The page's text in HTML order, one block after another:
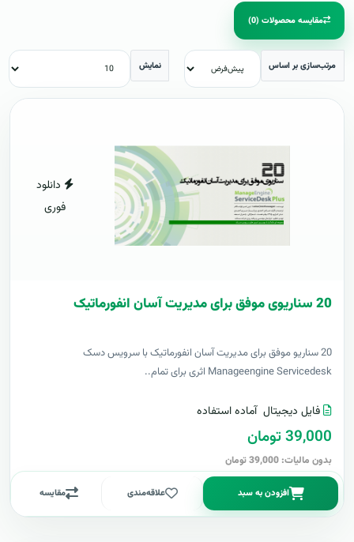
مقایسه محصولات (0)
مرتب‌سازی بر اساس نمایش
دانلود
فوری
20 سناریوی موفق برای مدیریت آسان انفورماتیک
20 سناریو موفق برای مدیریت آسان انفورماتیک با سرویس دسک
Manageengine Servicedesk اثری برای تمام..
فایل دیجیتال آماده استفاده
39,000 تومان
بدون مالیات: 39,000 تومان
افزودن به سبد علاقه‌مندی مقایسه